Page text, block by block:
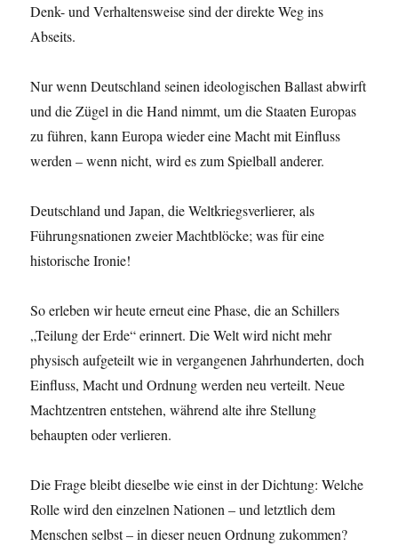
Denk- und Verhaltensweise sind der direkte Weg ins
Abseits.
Nur wenn Deutschland seinen ideologischen Ballast abwirft
und die Zügel in die Hand nimmt, um die Staaten Europas
zu führen, kann Europa wieder eine Macht mit Einfluss
werden – wenn nicht, wird es zum Spielball anderer.
Deutschland und Japan, die Weltkriegsverlierer, als
Führungsnationen zweier Machtblöcke; was für eine
historische Ironie!
So erleben wir heute erneut eine Phase, die an Schillers
„Teilung der Erde“ erinnert. Die Welt wird nicht mehr
physisch aufgeteilt wie in vergangenen Jahrhunderten, doch
Einfluss, Macht und Ordnung werden neu verteilt. Neue
Machtzentren entstehen, während alte ihre Stellung
behaupten oder verlieren.
Die Frage bleibt dieselbe wie einst in der Dichtung: Welche
Rolle wird den einzelnen Nationen – und letztlich dem
Menschen selbst – in dieser neuen Ordnung zukommen?